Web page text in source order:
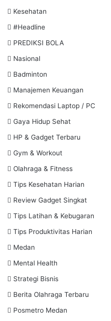
Kesehatan
#Headline
PREDIKSI BOLA
Nasional
Badminton
Manajemen Keuangan
Rekomendasi Laptop / PC
Gaya Hidup Sehat
HP & Gadget Terbaru
Gym & Workout
Olahraga & Fitness
Tips Kesehatan Harian
Review Gadget Singkat
Tips Latihan & Kebugaran
Tips Produktivitas Harian
Medan
Mental Health
Strategi Bisnis
Berita Olahraga Terbaru
Posmetro Medan